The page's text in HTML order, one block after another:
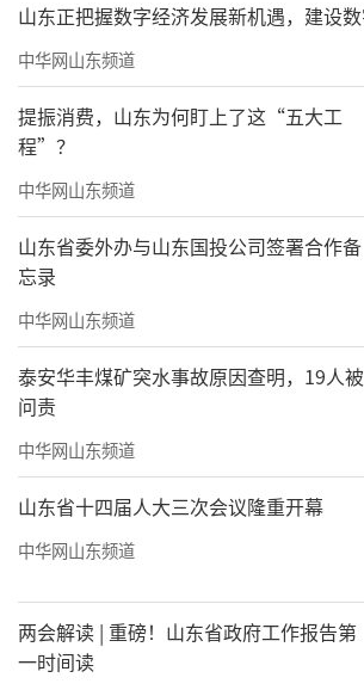
山东正把握数字经济发展新机遇，建设
中华网山东频道
提振消费，山东为何盯上了这“五大工
程”？
中华网山东频道
山东省委外办与山东国投公司签署合作备
忘录
中华网山东频道
泰安华丰煤矿突水事故原因查明，19人被
问责
中华网山东频道
山东省十四届人大三次会议隆重开幕
中华网山东频道
两会解读 | 重磅！山东省政府工作报告第
一时间读